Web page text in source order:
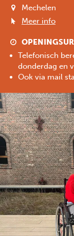
Mechelen
Meer info
Telefonisch
donderdag en
Ook via mail
Previous